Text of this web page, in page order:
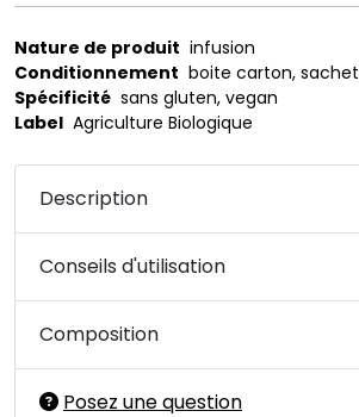
Nature de produit infusion
Conditionnement boite carton, sachet
Spécificité sans gluten, vegan
Label Agriculture Biologique
Description
Conseils d'utilisation
Composition
Posez une question